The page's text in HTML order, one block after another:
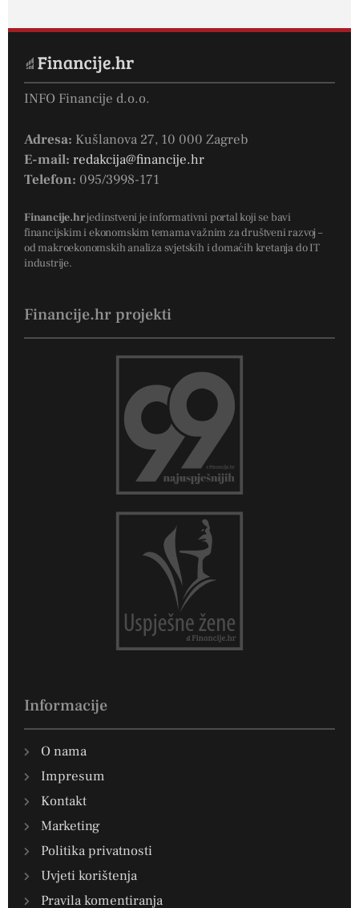
INFO Financije d.o.o.
Adresa: Kušlanova 27, 10 000 Zagreb
E-mail: redakcija@financije.hr
Telefon: 095/3998-171
Financije.hrjedinstveni je informativni portal koji se bavi
financijskim i ekonomskim temama važnim za društveni razvoj –
od makroekonomskih analiza svjetskih i domaćih kretanja do IT
industrije.
Financije.hr projekti
Informacije
O nama
Impresum
Kontakt
Marketing
Politika privatnosti
Uvjeti korištenja
Pravila komentiranja